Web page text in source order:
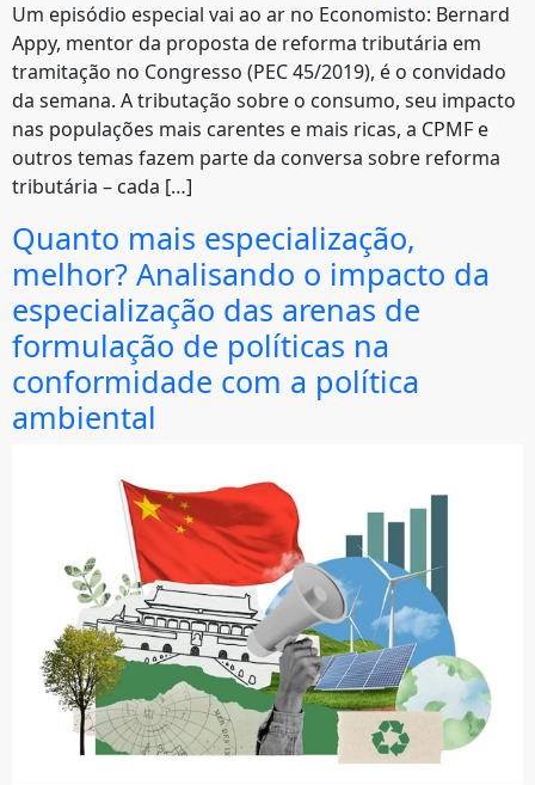
Um episódio especial vai ao ar no Economisto: Bernard
Appy, mentor da proposta de reforma tributária em
tramitação no Congresso (PEC 45/2019), é o convidado
da semana. A tributação sobre o consumo, seu impacto
nas populações mais carentes e mais ricas, a CPMF e
outros temas fazem parte da conversa sobre reforma
tributária – cada […]
Quanto mais especialização,
melhor? Analisando o impacto da
especialização das arenas de
formulação de políticas na
conformidade com a política
ambiental